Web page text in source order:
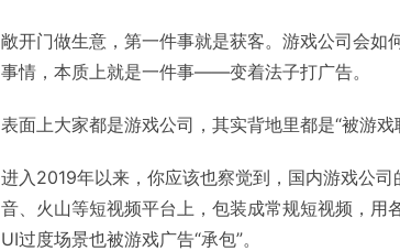
敞开门做生意，第一件事就是获客。游戏公司会如
事情，本质上就是一件事——变着法子打广告。
表面上大家都是游戏公司，其实背地里都是“被游戏
进入2019年以来，你应该也察觉到，国内游戏公
音、火山等短视频平台上，包装成常规短视频，用
UI过度场景也被游戏广告“承包”。